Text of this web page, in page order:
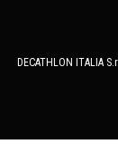
DECATHLON ITALIA